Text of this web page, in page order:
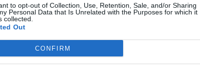
to opt-out of Collection, Use, Retention, Sale, and/or Sharing
Personal Data that Is Unrelated with the Purposes for which it
collected.
Out
CONFIRM
alla fase preliminare di una
per gli incentivi alle caldaie a